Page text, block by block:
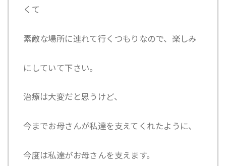
くて
素敵な場所に連れて行くつもりなので、楽しみ
にしていて下さい。
治療は大変だと思うけど、
今までお母さんが私達を支えてくれたように、
今度は私達がお母さんを支えます。